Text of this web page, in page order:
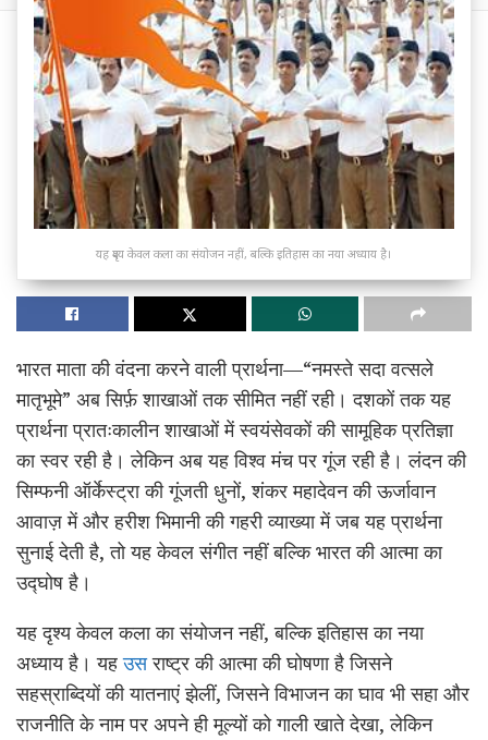
यह दृश्य केवल कला का संयोजन नहीं, बल्कि इतिहास का नया अध्याय है।
भारत माता की वंदना करने वाली प्रार्थना—“नमस्ते सदा वत्सले
मातृभूमे” अब सिर्फ़ शाखाओं तक सीमित नहीं रही। दशकों तक यह
प्रार्थना प्रातःकालीन शाखाओं में स्वयंसेवकों की सामूहिक प्रतिज्ञा
का स्वर रही है। लेकिन अब यह विश्व मंच पर गूंज रही है। लंदन की
सिम्फनी ऑर्केस्ट्रा की गूंजती धुनों, शंकर महादेवन की ऊर्जावान
आवाज़ में और हरीश भिमानी की गहरी व्याख्या में जब यह प्रार्थना
सुनाई देती है, तो यह केवल संगीत नहीं बल्कि भारत की आत्मा का
उद्घोष है।
यह दृश्य केवल कला का संयोजन नहीं, बल्कि इतिहास का नया
अध्याय है। यहउसराष्ट्र की आत्मा की घोषणा है जिसने
सहस्राब्दियों की यातनाएं झेलीं, जिसने विभाजन का घाव भी सहा और
राजनीति के नाम पर अपने ही मूल्यों को गाली खाते देखा, लेकिन